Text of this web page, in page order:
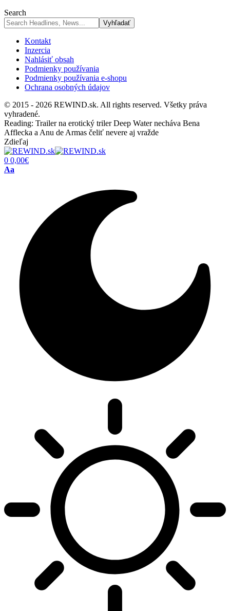
Search
Kontakt
Inzercia
Nahlásiť obsah
Podmienky používania
Podmienky používania e-shopu
Ochrana osobných údajov
© 2015 - 2026 REWIND.sk. All rights reserved. Všetky práva
vyhradené.
Reading: Trailer na erotický triler Deep Water necháva Bena
Afflecka a Anu de Armas čeliť nevere aj vražde
Zdieľaj
0 0,00€
Font
Aa